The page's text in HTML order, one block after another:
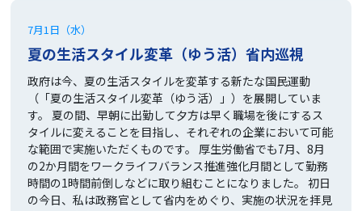
7月1日（水）
夏の生活スタイル変革（ゆう活）省内巡視
政府は今、夏の生活スタイルを変革する新たな国民運動
（「夏の生活スタイル変革（ゆう活）」）を展開していま
す。 夏の間、早朝に出勤して夕方は早く職場を後にするス
タイルに変えることを目指し、それぞれの企業において可能
な範囲で実施いただくものです。 厚生労働省でも7月、8月
の2か月間をワークライフバランス推進強化月間として勤務
時間の1時間前倒しなどに取り組むことになりました。 初日
の今日、私は政務官として省内をめぐり、実施の状況を拝見